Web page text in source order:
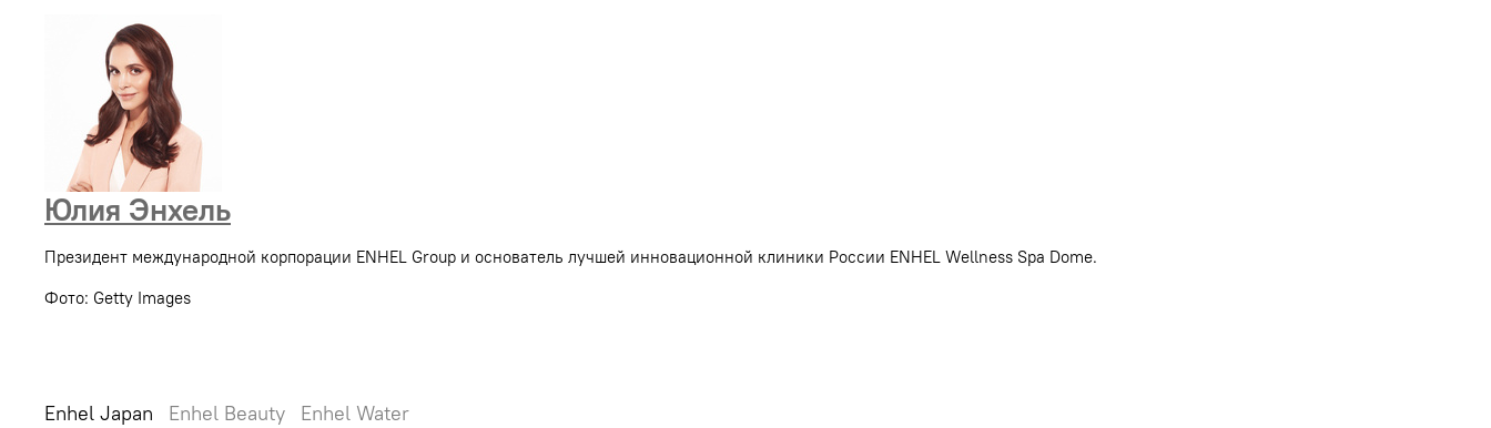
Юлия Энхель
Президент международной корпорации ENHEL Group и основатель лучшей инновационной клиники России ENHEL Wellness Spa Dome.
Фото: Getty Images
Enhel Japan Enhel Beauty Enhel Water